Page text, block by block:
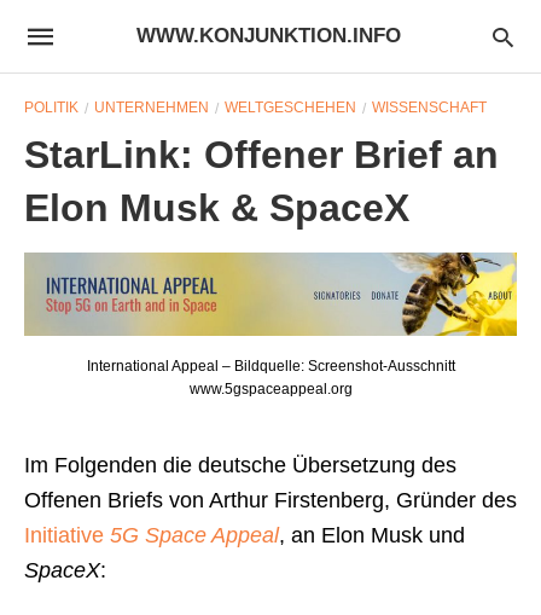
WWW.KONJUNKTION.INFO
POLITIK UNTERNEHMEN WELTGESCHEHEN WISSENSCHAFT
StarLink: Offener Brief an
Elon Musk & SpaceX
International Appeal – Bildquelle: Screenshot-Ausschnitt
www.5gspaceappeal.org
Im Folgenden die deutsche Übersetzung des
Offenen Briefs von Arthur Firstenberg, Gründer des
Initiative 5G Space Appeal, an Elon Musk und
SpaceX: